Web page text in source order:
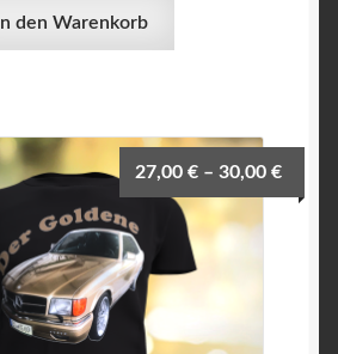
In den Warenkorb
27,00€ –30,00€